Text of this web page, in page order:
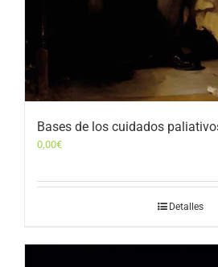
Bases de los cuidados
0,00€
Detalles